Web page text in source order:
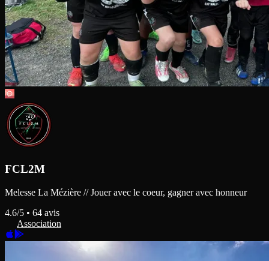
FCL2M
Melesse La Mézière // Jouer avec le coeur, gagner avec honneur
4.6/5 • 64 avis
Association